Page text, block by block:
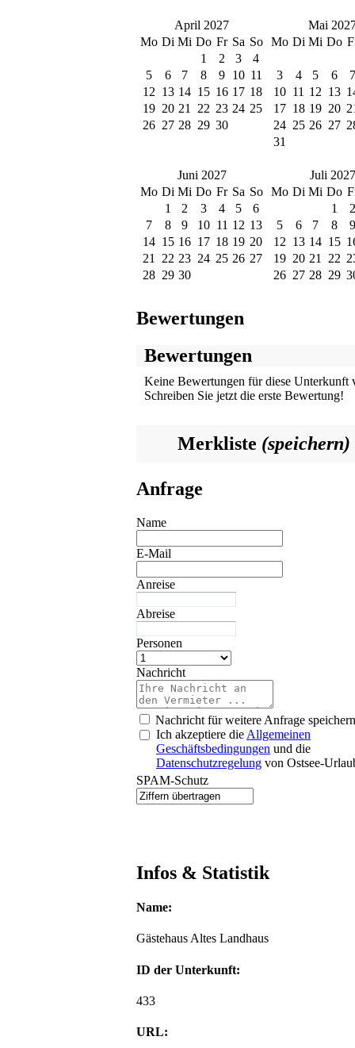
April 2027
Mo Di Mi Do Fr Sa So
1
2 3
4
5
6 7 8 9 10 11
12 13 14 15 16 17 18
19 20 21 22 23 24 25
26 27 28 29 30
Mai
Mo Di Mi Do
3 4 5 6
7
10 11 12 13
17 18 19 20
24 25 26 27
31
Juni 2027
Mo Di Mi Do Fr Sa So
1
2 3 4 5
6
7
8 9 10 11 12 13
14 15 16 17 18 19 20
21
22 23 24 25 26 27
28 29 30
Juli 2027
Mo Di Mi Do
1
2
5
6 7 8
9
12 13 14 15
19 20 21 22
26 27 28 29
Bewertungen
Bewertungen
Keine Bewertungen für diese Unterkunft
Schreiben Sie jetzt die erste Bewertung!
Merkliste (speichern)
Anfrage
Name
E-Mail
Anreise
Abreise
Personen
Nachricht
Nachricht für weitere Anfrage speichern
Ich akzeptiere die Allgemeinen
Geschäftsbedingungen und die
Datenschutzregelung von Ostsee-
SPAM-Schutz
Infos & Statistik
Name:
Gästehaus Altes Landhaus
ID der Unterkunft:
433
URL: